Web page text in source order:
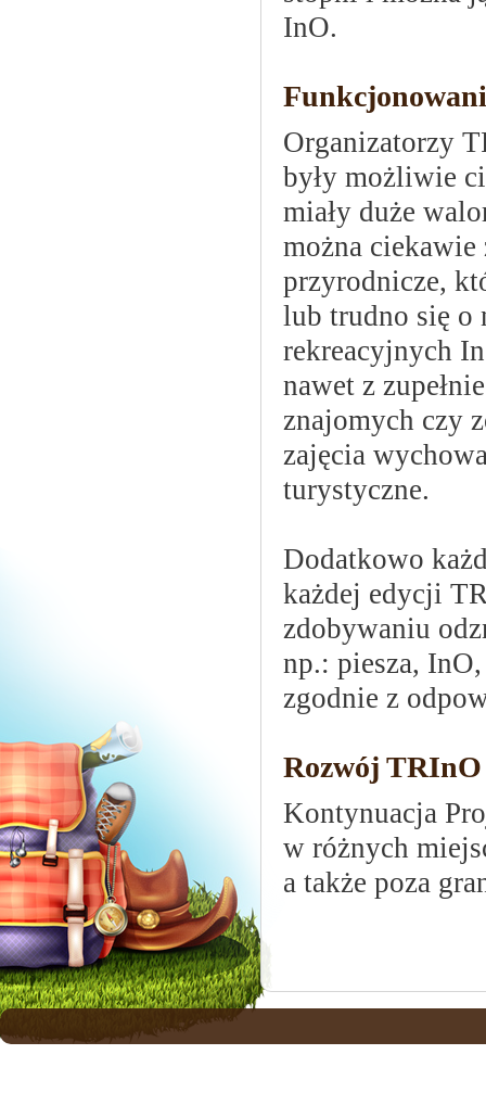
InO.
Organizatorzy
były możliwie
miały duże
można
przyrodnicze,
lub trudno się o
rekreacyjnych
nawet z
znajomych czy
zajęcia
turystyczne.
Dodatkowo
każdej edycji
zdobywaniu
np.: piesza,
zgodnie z
Rozwój TRInO
Kontynuacja
w różnych
a także poza